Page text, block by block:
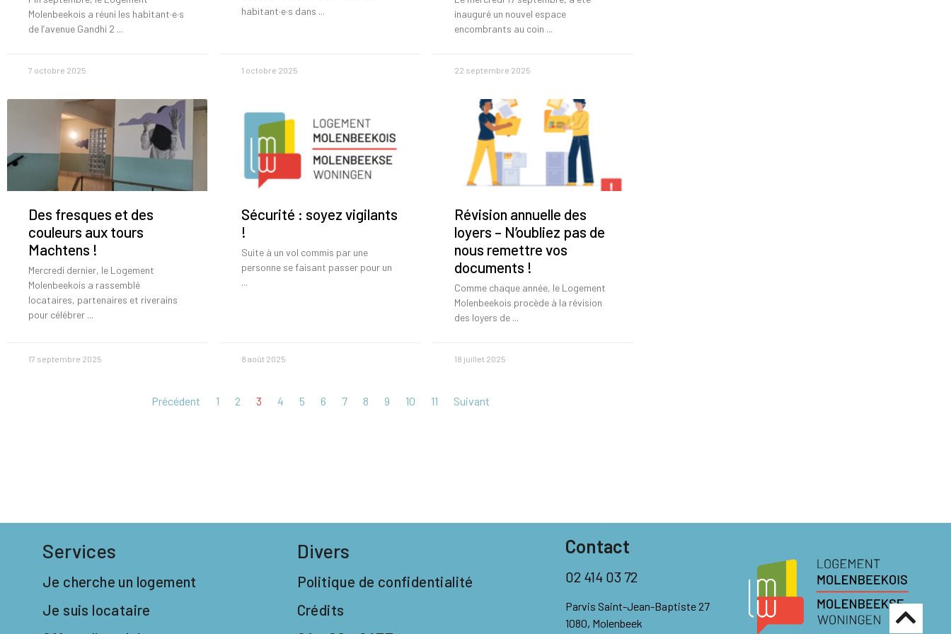
Molenbeekois a réuni les habitant·e·s
de l’avenue Gandhi 2
7 octobre 2025
habitant·e·s dans
1 octobre 2025
inauguré un nouvel espace
encombrants au coin
22 septembre 2025
Des fresques et des
couleurs aux tours
Machtens !
Mercredi dernier, le Logement
Molenbeekois a rassemblé
locataires, partenaires et riverains
pour célébrer
17 septembre 2025
Sécurité : soyez vigilants
!
Suite à un vol commis par une
personne se faisant passer pour un
8 août 2025
Révision annuelle des
loyers – N’oubliez pas de
nous remettre vos
documents !
Comme chaque année, le Logement
Molenbeekois procède à la révision
des loyers de
18 juillet 2025
Précédent 1 2 3 4 5 6 7 8 9 10 11 Suivant
Services
Je cherche un logement
Je suis locataire
Divers
Politique de confidentialité
Crédits
Contact
02 414 03 72
Parvis Saint-Jean-Baptiste 27
1080, Molenbeek